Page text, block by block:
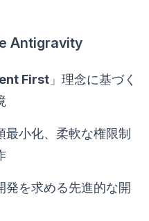
Antigravity
First 」理念に基づく
最小化、柔軟な権限制
発を求める先進的な開